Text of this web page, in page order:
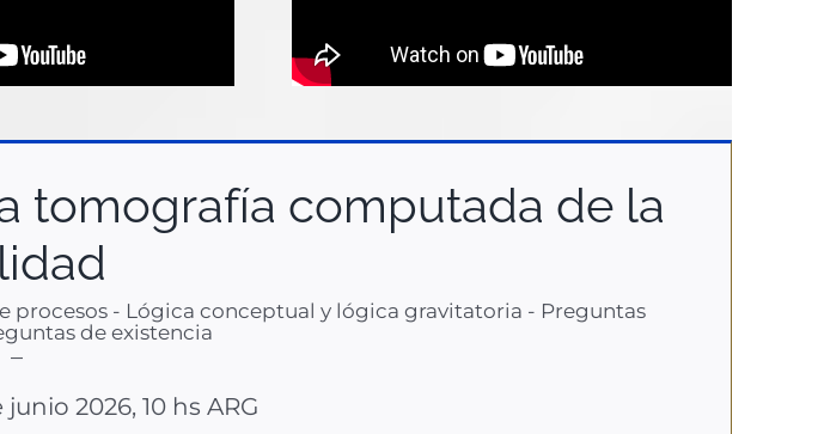
tomografía computada de la
procesos - Lógica conceptual y lógica gravitatoria - Preguntas
de existencia
–
2026, 10 hs ARG